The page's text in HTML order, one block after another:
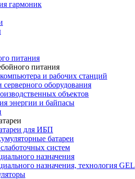
гармоник
питания
питания
и рабочих станций
оборудования
объектов
энергии и байпасы
для ИБП
батареи
систем
назначения
назначения, технология GEL